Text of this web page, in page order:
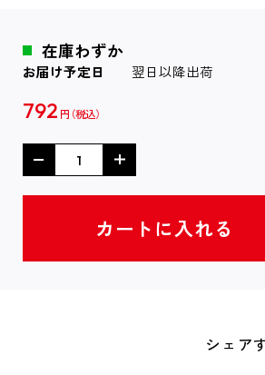
在庫わずか
お届け予定日 翌日以降出荷
792 円
シェア